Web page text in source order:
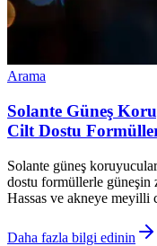
Arama
Solante Güneş
Cilt Dostu
Solante güneş
dostu formüllerle güneşin
Hassas ve akneye meyilli
Daha fazla bilgi edinin